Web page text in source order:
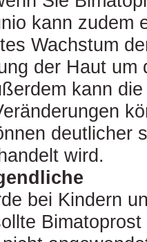
kann zudem
Wachstum
der Haut um
kann
deutlicher
wird.
bei Kindern